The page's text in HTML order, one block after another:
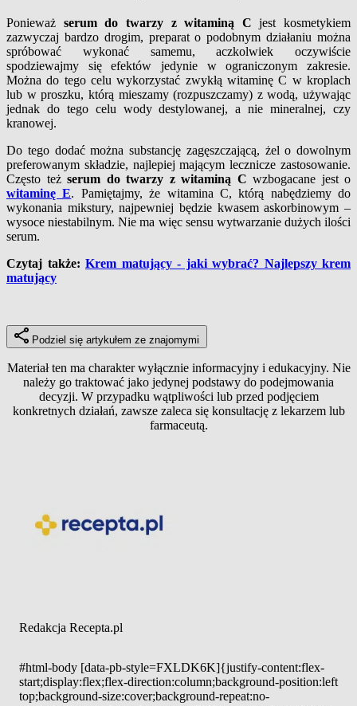
Ponieważ serum do twarzy z witaminą Cjest kosmetykiem
zazwyczaj bardzo drogim, preparat o podobnym działaniu można
spróbować wykonać samemu, aczkolwiek oczywiście
spodziewajmy się efektów jedynie w ograniczonym zakresie.
Można do tego celu wykorzystać zwykłą witaminę C w kroplach
lub w proszku, którą mieszamy (rozpuszczamy) z wodą, używając
jednak do tego celu wody destylowanej, a nie mineralnej, czy
kranowej.
Do tego dodać można substancję zagęszczającą, żel o dowolnym
preferowanym składzie, najlepiej mającym lecznicze zastosowanie.
Często też serum do twarzy z witaminą C wzbogacane jest o
witaminę E. Pamiętajmy, że witamina C, którą nabędziemy do
wykonania mikstury, najpewniej będzie kwasem askorbinowym –
wysoce niestabilnym. Nie ma więc sensu wytwarzanie dużych ilości
serum.
Czytaj także: Krem matujący - jaki wybrać? Najlepszy krem
matujący
Podziel się artykułem ze znajomymi
Materiał ten ma charakter wyłącznie informacyjny i edukacyjny. Nie
należy go traktować jako jedynej podstawy do podejmowania
decyzji. W przypadku wątpliwości lub przed podjęciem
konkretnych działań, zawsze zaleca się konsultację z lekarzem lub
farmaceutą.
Redakcja Recepta.pl
#html-body [data-pb-style=FXLDK6K]{justify-content:flex-
start;display:flex;flex-direction:column;background-position:left
top;background-size:cover;background-repeat:no-